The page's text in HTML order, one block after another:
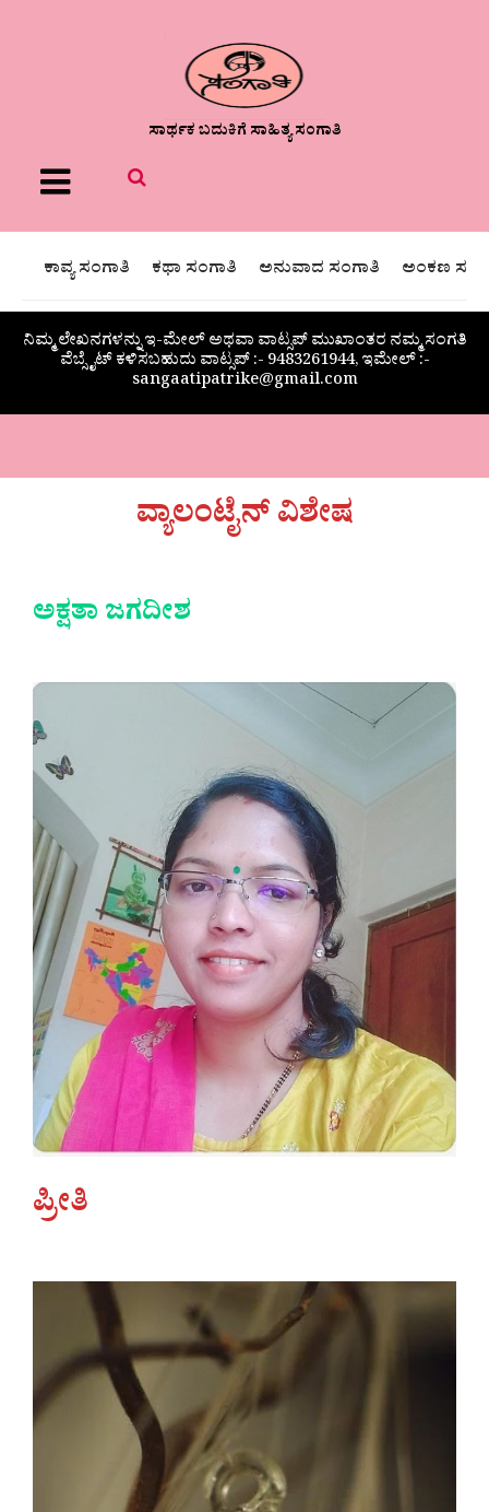
ಸಾರ್ಥಕ ಬದುಕಿಗೆ ಸಾಹಿತ್ಯ ಸಂಗಾತಿ
Menu
ಕಾವ್ಯ ಸಂಗಾತಿ ಕಥಾ ಸಂಗಾತಿ ಅನುವಾದ ಸಂಗಾತಿ ಅಂಕಣ
ನಿಮ್ಮ ಲೇಖನಗಳನ್ನು ಇ-ಮೇಲ್ ಅಥವಾ ವಾಟ್ಸಪ್ ಮುಖಾಂತರ ನಮ್ಮ ಸಂಗತಿ
ವೆಬ್ಸೈಟ್ ಕಳಿಸಬಹುದು ವಾಟ್ಸಪ್‌ :- 9483261944, ಇಮೇಲ್ :-
sangaatipatrike@gmail.com
ವ್ಯಾಲಂಟೈನ್ ವಿಶೇಷ
ಅಕ್ಷತಾ ಜಗದೀಶ
ಪ್ರೀತಿ